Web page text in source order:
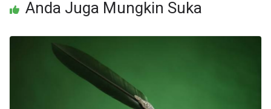
Anda Juga Mungkin Suka